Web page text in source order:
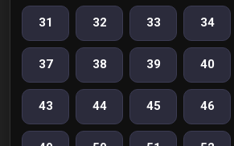
31 32 33 34
37 38 39 40
43 44 45 46